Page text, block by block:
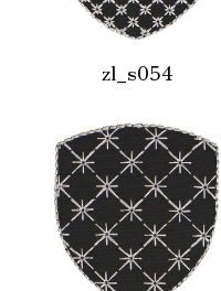
zl_s054